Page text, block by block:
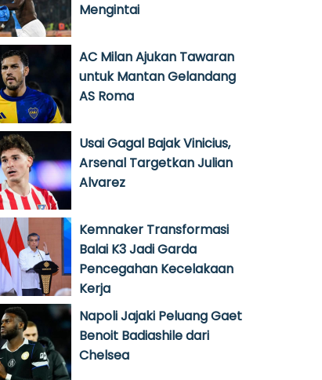
Mengintai
AC Milan Ajukan Tawaran
untuk Mantan Gelandang
AS Roma
Usai Gagal Bajak Vinicius,
Arsenal Targetkan Julian
Alvarez
Kemnaker Transformasi
Balai K3 Jadi Garda
Pencegahan Kecelakaan
Kerja
Napoli Jajaki Peluang Gaet
Benoit Badiashile dari
Chelsea